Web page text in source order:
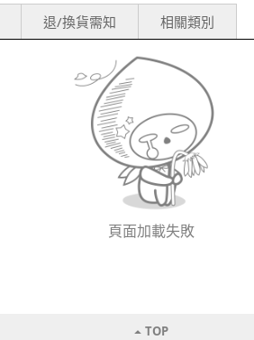
退/換貨需知 相關類別
頁面加載失敗
TOP